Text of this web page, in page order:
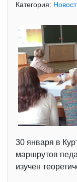
Категория:
30 января в
маршрутов
изучен